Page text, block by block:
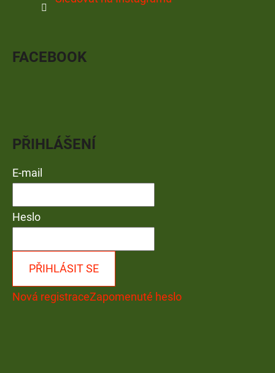
FACEBOOK
PŘIHLÁŠENÍ
E-mail
Heslo
PŘIHLÁSIT SE
Nová registraceZapomenuté heslo